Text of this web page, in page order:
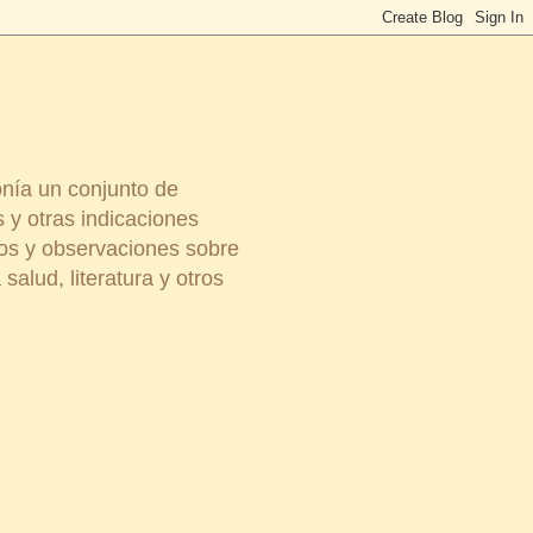
un conjunto de
y otras indicaciones
y observaciones sobre
literatura y otros